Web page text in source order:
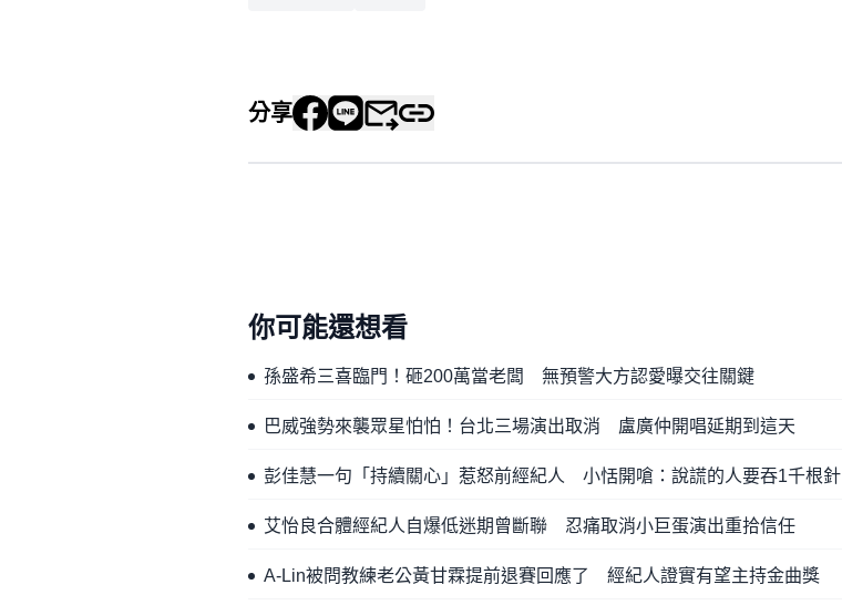
分享
你可能還想看
孫盛希三喜臨門！砸200萬當老闆 無預警大方認愛曝交往關鍵
巴威強勢來襲眾星怕怕！台北三場演出取消 盧廣仲開唱延期到這天
彭佳慧一句「持續關心」惹怒前經紀人 小恬開嗆：說謊的人要吞1千根針
艾怡良合體經紀人自爆低迷期曾斷聯 忍痛取消小巨蛋演出重拾信任
A-Lin被問教練老公黃甘霖提前退賽回應了 經紀人證實有望主持金曲獎